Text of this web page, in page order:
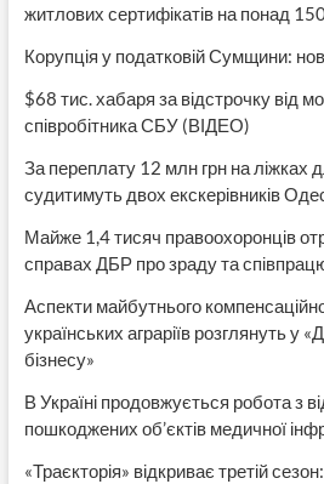
житлових сертифікатів на понад
Корупція у податковій Сумщини:
$68 тис. хабаря за відстрочку від
співробітника СБУ (ВІДЕО)
За переплату 12 млн грн на ліжках
судитимуть двох екскерівників
Майже 1,4 тисяч правоохоронців
справах ДБР про зраду та
Аспекти майбутнього
українських аграріїв розглянуть у
бізнесу»
В Україні продовжується робота з
пошкоджених об’єктів медичної
«Траєкторія» відкриває третій